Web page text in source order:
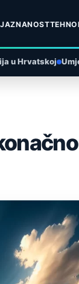
ZNANOST
u Hrvatskoj